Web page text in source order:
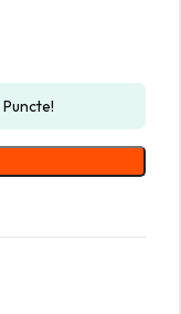
Puncte!